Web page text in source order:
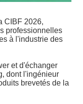
CIBF 2026,
professionnelles
à l'industrie des
et d'échanger
dont l'ingénieur
brevetés de la